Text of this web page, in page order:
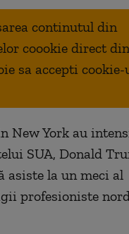
continutul din
coookie direct din
sa accepti
New York au
SUA, Donald
asiste la un meci al
profesioniste